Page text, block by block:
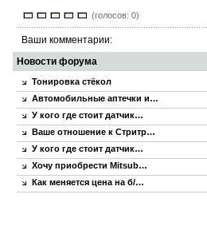
(голосов: 0)
Ваши комментарии:
Новости форума
Тонировка стёкол
Автомобильные аптечки и…
У кого где стоит датчик…
Ваше отношение к Стритр…
У кого где стоит датчик…
Хочу приобрести Mitsub…
Как меняется цена на б/…